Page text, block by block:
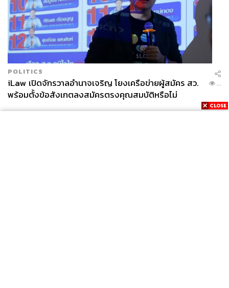
POLITICS
iLaw เปิดจักรวาลอำนาจเจริญ โยงเครือข่ายผู้สมัคร สว.
พร้อมตั้งข้อสังเกตลงสมัครตรงคุณสมบัติหรือไม่
...